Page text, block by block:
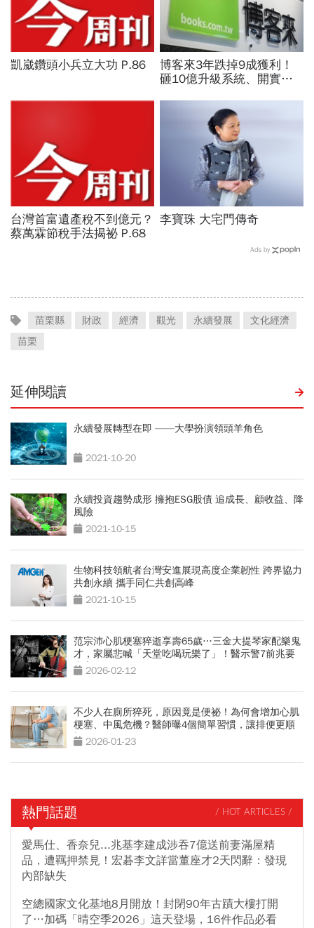
凱崴鑽頭小兵立大功 P.86
博客來3年跌掉9成獲利！
砸10億升級系統、開實體
現...網路書店老大哥怎麼
台灣首富遺產稅不到億元？
蔡萬霖節稅手法揭祕 P.68
李寶珠 大宅門傳奇
Ads by
苗栗縣 財政 經濟 觀光 永續發展
文化經濟
苗栗
延伸閱讀
永續發展轉型在即 ——大學扮演領頭羊角色
2021-10-20
永續投資趨勢成形 擁抱ESG股債 追成長、顧收益、降
風險
2021-10-15
生物科技領航者台灣安進展現高度企業韌性 跨界協力
共創永續 攜手同仁共創高峰
2021-10-15
范宗沛心肌梗塞猝逝享壽65歲…三金大提琴家配樂鬼
才，家屬悲喊「天堂吃喝玩樂了」！醫示警7前兆要
當心2026-02-12
不少人在廁所猝死，原因竟是便祕！為何會增加心肌
梗塞、中風危機？醫師曝4個簡單習慣，讓排便更順
暢 2026-01-23
熱門話題 / HOT ARTICLES /
愛馬仕、香奈兒...兆基李建成涉吞7億送前妻滿屋精
品，遭羈押禁見！宏碁李文詳當董座才2天閃辭：發現
內部缺失
空總國家文化基地8月開放！封閉90年古蹟大樓打開
了…加碼「晴空季2026」這天登場，16件作品必看